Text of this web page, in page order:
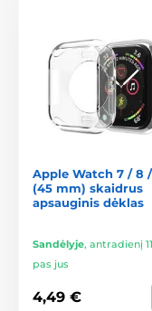
Apple Watch 7 / 8
(45 mm) skaidrus
apsauginis dėklas
Sandėlyje, antradienį
pas jus
4,49 €